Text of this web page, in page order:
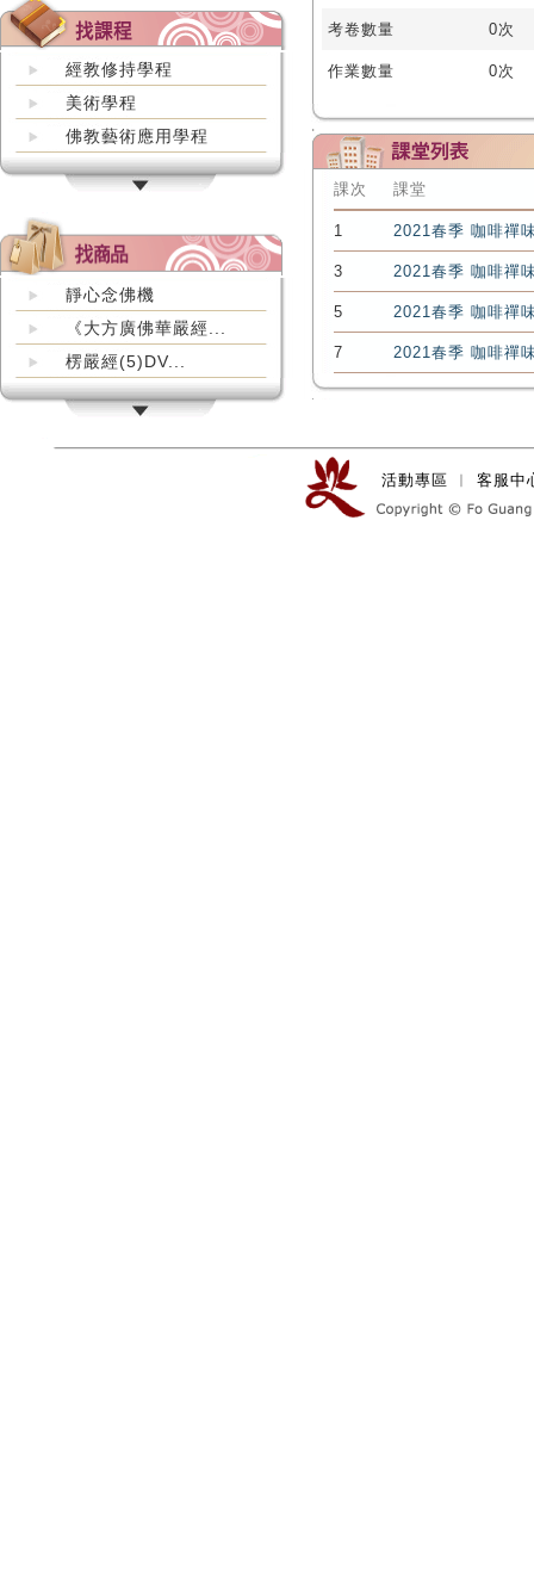
經教修持學程
美術學程
佛教藝術應用學程
靜心念佛機
《大方廣佛華嚴經...
楞嚴經(5)DV...
考卷數量 0次
作業數量 0次
課次 課堂
1 2021春季 咖啡禪
3 2021春季 咖啡禪
5 2021春季 咖啡禪
7 2021春季 咖啡禪
活動專區 ︱ 客服中